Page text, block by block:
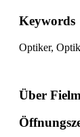
Keywords
Optiker,
Über